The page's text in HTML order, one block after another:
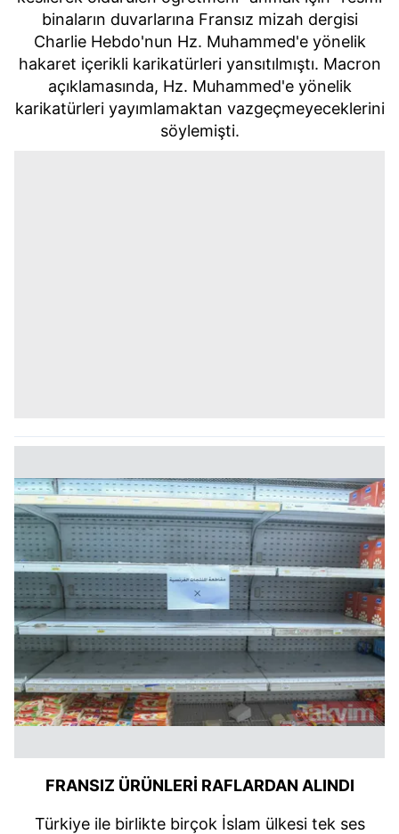
binaların duvarlarına Fransız mizah dergisi
Charlie Hebdo'nun Hz. Muhammed'e yönelik
hakaret içerikli karikatürleri yansıtılmıştı. Macron
açıklamasında, Hz. Muhammed'e yönelik
karikatürleri yayımlamaktan vazgeçmeyeceklerini
söylemişti.
FRANSIZ ÜRÜNLERİ RAFLARDAN ALINDI
Türkiye ile birlikte birçok İslam ülkesi tek ses